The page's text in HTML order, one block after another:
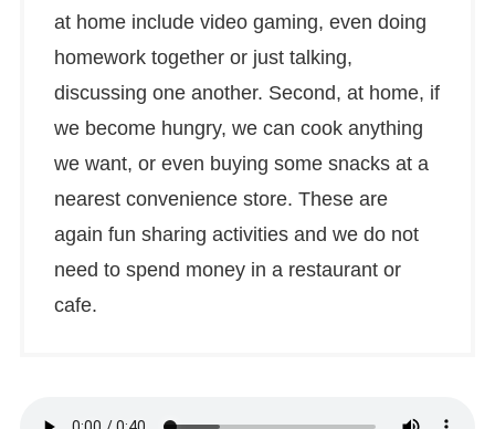
at home include video gaming, even doing
homework together or just talking,
discussing one another. Second, at home, if
we become hungry, we can cook anything
we want, or even buying some snacks at a
nearest convenience store. These are
again fun sharing activities and we do not
need to spend money in a restaurant or
cafe.